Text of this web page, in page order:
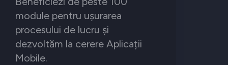
module pentru ușurarea
procesului de lucru și
dezvoltăm la cerere Aplicații
Mobile.